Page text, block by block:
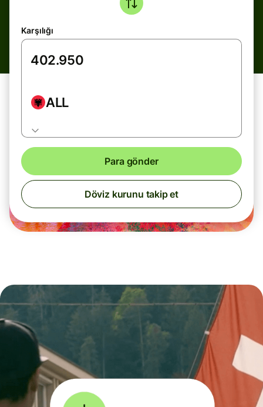
Karşılığı
ALL
Para gönder
Döviz kurunu takip et